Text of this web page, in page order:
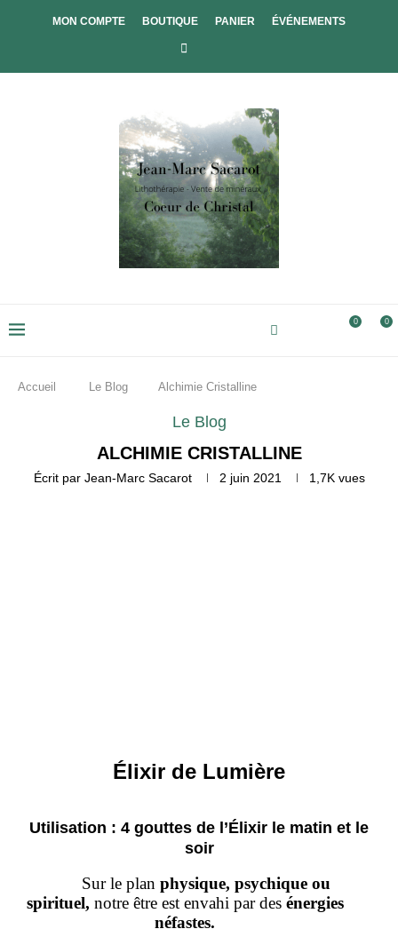
MON COMPTE BOUTIQUE PANIER ÉVÉNEMENTS
0 0
Accueil Le Blog Alchimie Cristalline
Le Blog
ALCHIMIE CRISTALLINE
Écrit par Jean-Marc Sacarot 2 juin 2021 1,7Kvues
Élixir de Lumière
Utilisation : 4 gouttes de l’Élixir le matin et le
soir
Sur le plan physique, psychique ou
spirituel, notre être est envahi par des énergies
néfastes.